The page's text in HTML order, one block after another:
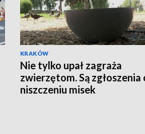
KRAKÓW
Nie tylko upał zagraża
zwierzętom. Są zgłoszenia
niszczeniu misek